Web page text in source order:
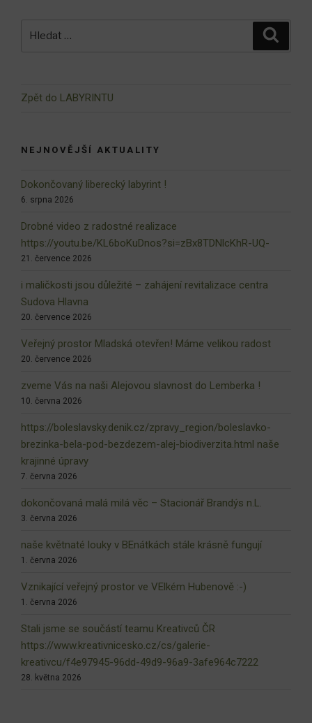
Zpět do LABYRINTU
NEJNOVĚJŠÍ AKTUALITY
Dokončovaný liberecký labyrint !
6. srpna 2026
Drobné video z radostné realizace
https://youtu.be/KL6boKuDnos?si=zBx8TDNlcKhR-UQ-
21. července 2026
i maličkosti jsou důležité – zahájení revitalizace centra
Sudova Hlavna
20. července 2026
Veřejný prostor Mladská otevřen! Máme velikou radost
20. července 2026
zveme Vás na naši Alejovou slavnost do Lemberka !
10. června 2026
https://boleslavsky.denik.cz/zpravy_region/boleslavko-
brezinka-bela-pod-bezdezem-alej-biodiverzita.html naše
krajinné úpravy
7. června 2026
dokončovaná malá milá věc – Stacionář Brandýs n.L.
3. června 2026
naše květnaté louky v BEnátkách stále krásně fungují
1. června 2026
Vznikající veřejný prostor ve VElkém Hubenově :-)
1. června 2026
Stali jsme se součástí teamu Kreativců ČR
https://www.kreativnicesko.cz/cs/galerie-
kreativcu/f4e97945-96dd-49d9-96a9-3afe964c7222
28. května 2026